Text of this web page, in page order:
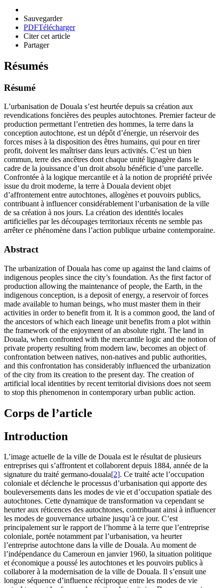
Sauvegarder
PDFTélécharger
Citer cet article
Partager
Résumés
Résumé
L’urbanisation de Douala s’est heurtée depuis sa création aux
revendications foncières des peuples autochtones. Premier facteur de
production permettant l’entretien des hommes, la terre dans la
conception autochtone, est un dépôt d’énergie, un réservoir des
forces mises à la disposition des êtres humains, qui pour en tirer
profit, doivent les maîtriser dans leurs activités. C’est un bien
commun, terre des ancêtres dont chaque unité lignagère dans le
cadre de la jouissance d’un droit absolu bénéficie d’une parcelle.
Confrontée à la logique mercantile et à la notion de propriété privée
issue du droit moderne, la terre à Douala devient objet
d’affrontement entre autochtones, allogènes et pouvoirs publics,
contribuant à influencer considérablement l’urbanisation de la ville
de sa création à nos jours. La création des identités locales
artificielles par les découpages territoriaux récents ne semble pas
arrêter ce phénomène dans l’action publique urbaine contemporaine.
Abstract
The urbanization of Douala has come up against the land claims of
indigenous peoples since the city’s foundation. As the first factor of
production allowing the maintenance of people, the Earth, in the
indigenous conception, is a deposit of energy, a reservoir of forces
made available to human beings, who must master them in their
activities in order to benefit from it. It is a common good, the land of
the ancestors of which each lineage unit benefits from a plot within
the framework of the enjoyment of an absolute right. The land in
Douala, when confronted with the mercantile logic and the notion of
private property resulting from modern law, becomes an object of
confrontation between natives, non-natives and public authorities,
and this confrontation has considerably influenced the urbanization
of the city from its creation to the present day. The creation of
artificial local identities by recent territorial divisions does not seem
to stop this phenomenon in contemporary urban public action.
Corps de l’article
Introduction
L’image actuelle de la ville de Douala est le résultat de plusieurs
entreprises qui s’affrontent et collaborent depuis 1884, année de la
signature du traité germano-douala[2]. Ce traité acte l’occupation
coloniale et déclenche le processus d’urbanisation qui apporte des
bouleversements dans les modes de vie et d’occupation spatiale des
autochtones. Cette dynamique de transformation va cependant se
heurter aux réticences des autochtones, contribuant ainsi à influencer
les modes de gouvernance urbaine jusqu’à ce jour. C’est
principalement sur le rapport de l’homme à la terre que l’entreprise
coloniale, portée notamment par l’urbanisation, va heurter
l’entreprise autochtone dans la ville de Douala. Au moment de
l’indépendance du Cameroun en janvier 1960, la situation politique
et économique a poussé les autochtones et les pouvoirs publics à
collaborer à la modernisation de la ville de Douala. Il s’ensuit une
longue séquence d’influence réciproque entre les modes de vie